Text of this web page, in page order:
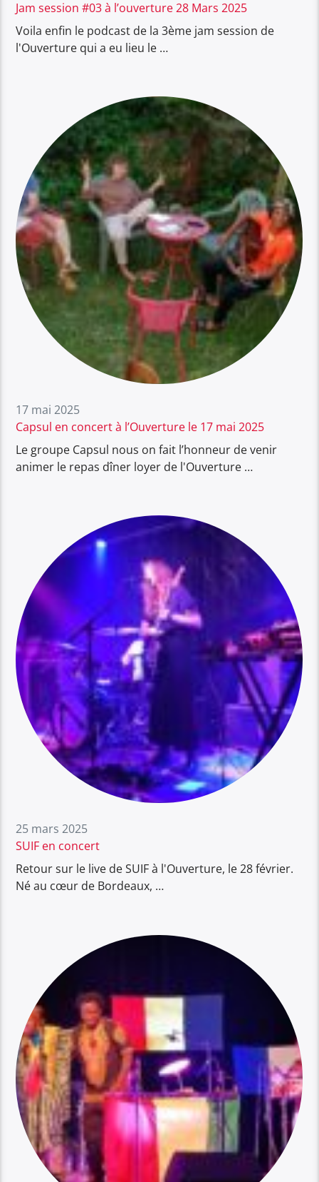
Jam session #03 à l’ouverture 28 Mars 2025
Voila enfin le podcast de la 3ème jam session de
l'Ouverture qui a eu lieu le …
17 mai 2025
Capsul en concert à l’Ouverture le 17 mai 2025
Le groupe Capsul nous on fait l’honneur de venir
animer le repas dîner loyer de l'Ouverture …
25 mars 2025
SUIF en concert
Retour sur le live de SUIF à l'Ouverture, le 28 février.
Né au cœur de Bordeaux, …